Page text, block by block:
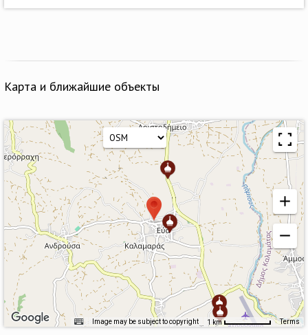
Карта и ближайшие объекты
Image may be subject to copyright 1 km Terms